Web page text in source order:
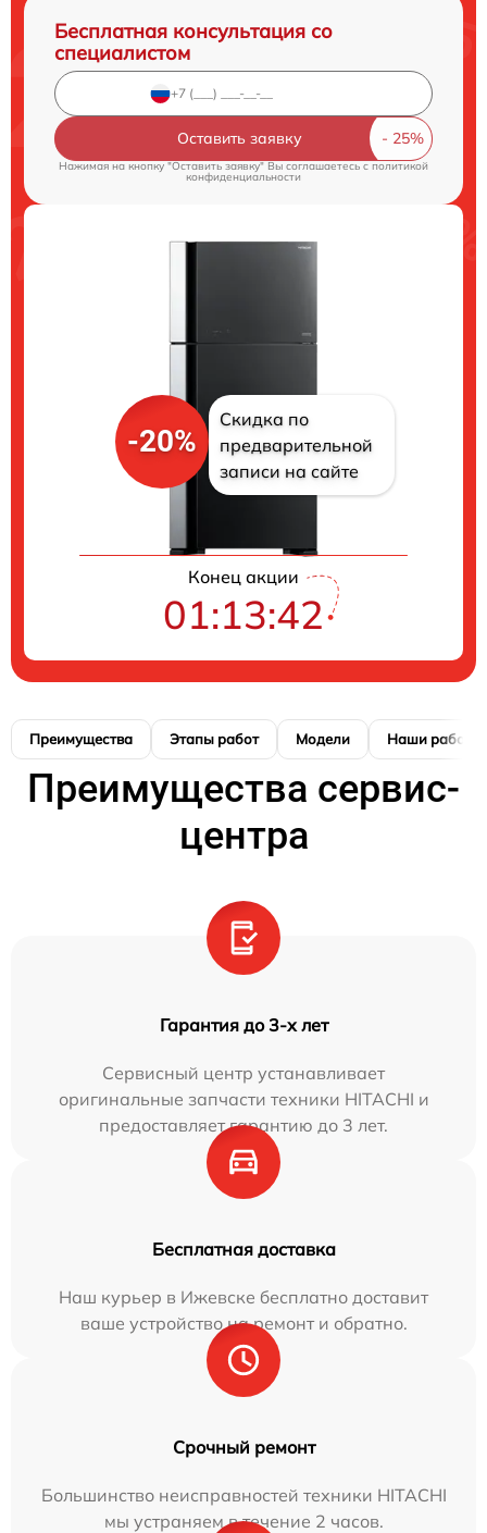
Бесплатная консультация со
специалистом
Оставить заявку
Нажимая на кнопку "Оставить заявку" Вы соглашаетесь cполитикой
конфиденциальности
-20%
Скидка по
предварительной
записи на сайте
Конец акции
01:13:41
Преимущества Этапы работ Модели Наши работы
Преимущества сервис-
центра
Гарантия до 3-х лет
Сервисный центр устанавливает
оригинальные запчасти техники HITACHI и
предоставляет гарантию до 3 лет.
Бесплатная доставка
Наш курьер в Ижевске бесплатно доставит
ваше устройство на ремонт и обратно.
Срочный ремонт
Большинство неисправностей техники HITACHI
мы устраняем в течение 2 часов.